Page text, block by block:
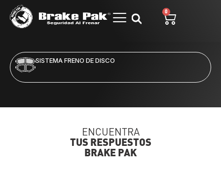
0
SISTEMA FRENO DE DISCO
ENCUENTRA
TUS RESPUESTOS
BRAKE PAK